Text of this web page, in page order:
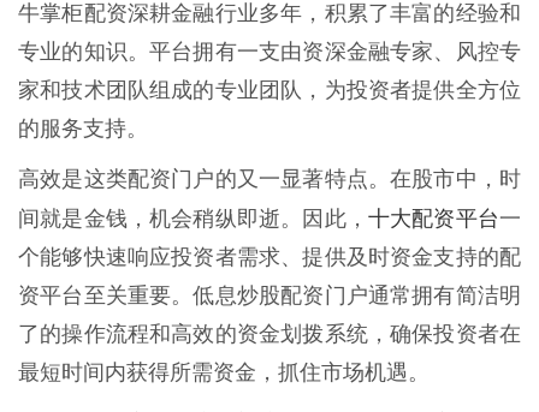
牛掌柜配资深耕金融行业多年，积累了丰富的经验和
专业的知识。平台拥有一支由资深金融专家、风控专
家和技术团队组成的专业团队，为投资者提供全方位
的服务支持。
高效是这类配资门户的又一显著特点。在股市中，时
间就是金钱，机会稍纵即逝。因此， 十大配资平台一
个能够快速响应投资者需求、提供及时资金支持的配
资平台至关重要。低息炒股配资门户通常拥有简洁明
了的操作流程和高效的资金划拨系统，确保投资者在
最短时间内获得所需资金，抓住市场机遇。